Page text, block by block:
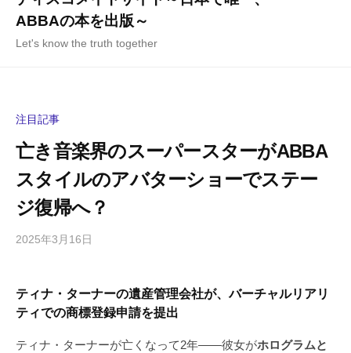
ABBAの本を出版～
Let's know the truth together
注目記事
亡き音楽界のスーパースターがABBA
スタイルのアバターショーでステー
ジ復帰へ？
2025年3月16日
i
g
の
コ
ティナ・ターナーの遺産管理会社が、バーチャルリアリ
ティでの商標登録申請を提出
ティナ・ターナーが亡くなって2年――彼女がホログラムと